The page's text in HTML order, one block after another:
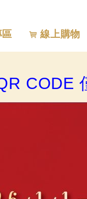
線上購物
CODE